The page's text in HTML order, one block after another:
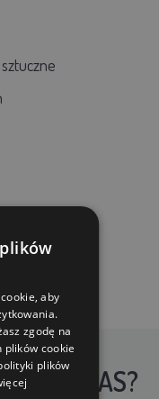
U NAS?
aby
zgodę na
plików cookie
plików